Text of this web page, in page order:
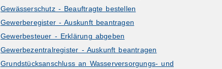
Gewässerschutz - Beauftragte bestellen
Gewerberegister - Auskunft beantragen
Gewerbesteuer - Erklärung abgeben
Gewerbezentralregister - Auskunft beantragen
Grundstücksanschluss an Wasserversorgungs- und